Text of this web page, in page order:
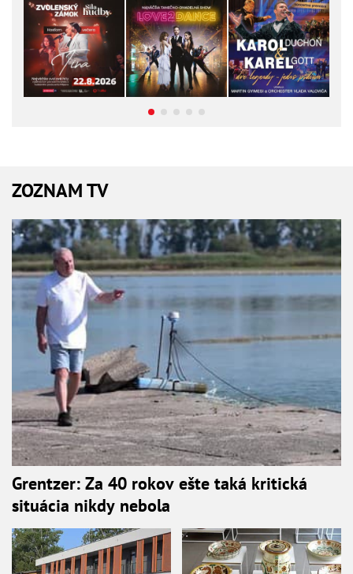
ZOZNAM TV
Grentzer: Za 40 rokov ešte taká kritická
situácia nikdy nebola